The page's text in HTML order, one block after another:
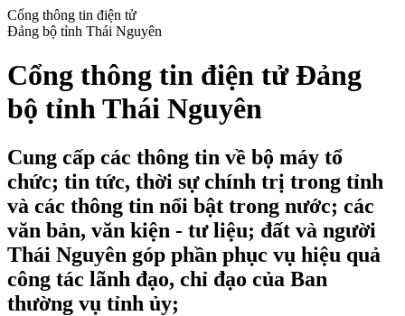
Cổng thông tin điện tử
Đảng bộ tỉnh Thái Nguyên
Cổng thông tin điện tử Đảng
bộ tỉnh Thái Nguyên
Cung cấp các thông tin về bộ máy tổ
chức; tin tức, thời sự chính trị trong tỉnh
và các thông tin nổi bật trong nước; các
văn bản, văn kiện - tư liệu; đất và người
Thái Nguyên góp phần phục vụ hiệu quả
công tác lãnh đạo, chỉ đạo của Ban
thường vụ tỉnh ủy;